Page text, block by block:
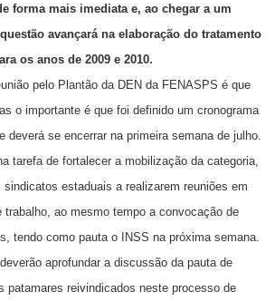
forma mais imediata e, ao chegar a um
avançará na elaboração do tratamento
os anos de 2009 e 2010.
pelo Plantão da DEN da FENASPS é que
o importante é que foi definido um cronograma
deverá se encerrar na primeira semana de julho.
tarefa de fortalecer a mobilização da categoria,
estaduais a realizarem reuniões em
trabalho, ao mesmo tempo a convocação de
tendo como pauta o INSS na próxima semana.
aprofundar a discussão da pauta de
patamares reivindicados neste processo de